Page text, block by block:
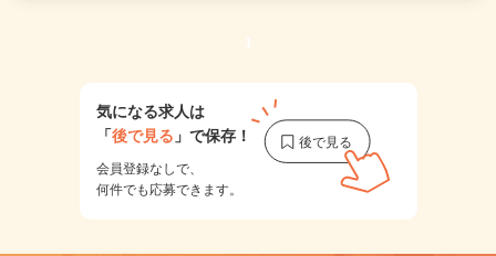
1
気になる求人は
「後で見る 」で保存！
会員登録なしで、
何件でも応募できます。